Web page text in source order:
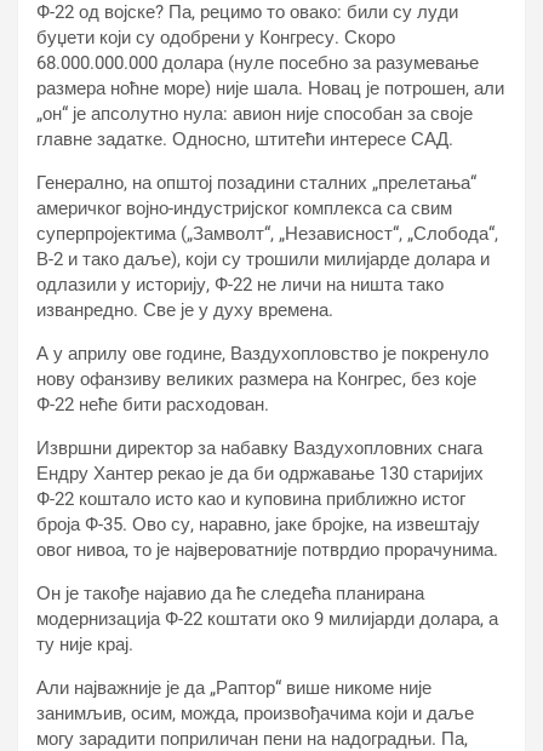
Ф-22 од војске? Па, рецимо то овако: били су луди
буџети који су одобрени у Конгресу. Скоро
68.000.000.000 долара (нуле посебно за разумевање
размера ноћне море) није шала. Новац је потрошен, али
„он“ је апсолутно нула: авион није способан за своје
главне задатке. Односно, штитећи интересе САД.
Генерално, на општој позадини сталних „прелетања“
америчког војно-индустријског комплекса са свим
суперпројектима („Замволт“, „Независност“, „Слобода“,
В-2 и тако даље), који су трошили милијарде долара и
одлазили у историју, Ф-22 не личи на ништа тако
изванредно. Све је у духу времена.
А у априлу ове године, Ваздухопловство је покренуло
нову офанзиву великих размера на Конгрес, без које
Ф-22 неће бити расходован.
Извршни директор за набавку Ваздухопловних снага
Ендру Хантер рекао је да би одржавање 130 старијих
Ф-22 коштало исто као и куповина приближно истог
броја Ф-35. Ово су, наравно, јаке бројке, на извештају
овог нивоа, то је највероватније потврдио прорачунима.
Он је такође најавио да ће следећа планирана
модернизација Ф-22 коштати око 9 милијарди долара, а
ту није крај.
Али најважније је да „Раптор“ више никоме није
занимљив, осим, ​​можда, произвођачима који и даље
могу зарадити поприличан пени на надоградњи. Па,